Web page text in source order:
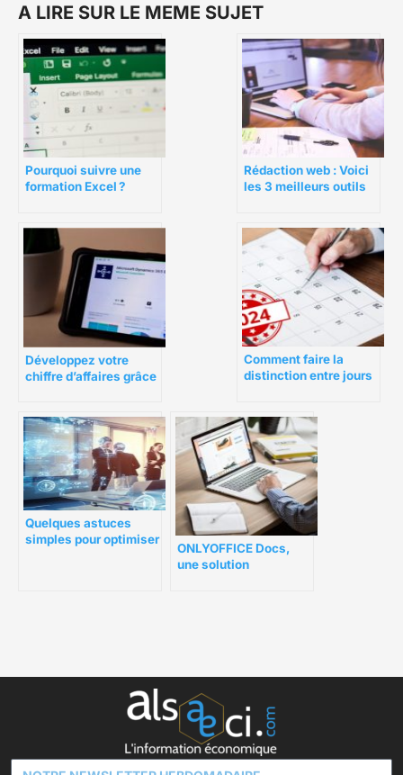
A LIRE SUR LE MEME SUJET
Pourquoi suivre une
formation Excel ?
Rédaction web : Voici
les 3 meilleurs outils
Développez votre
chiffre d’affaires grâce
Comment faire la
distinction entre jours
Quelques astuces
simples pour optimiser
ONLYOFFICE Docs,
une solution